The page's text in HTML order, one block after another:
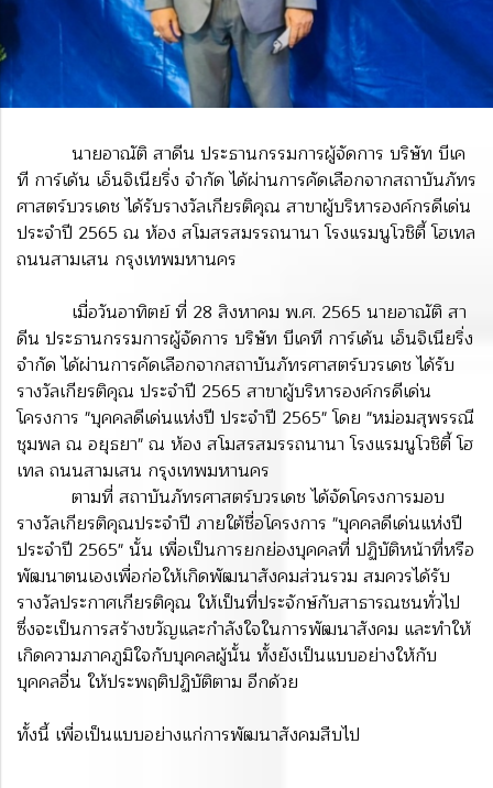
นายอาณัติ สาดีน ประธานกรรมการผู้จัดการ บริษัท บีเค
ที การ์เด้น เอ็นจิเนียริ่ง จำกัด ได้ผ่านการคัดเลือกจากสถาบันภัทร
ศาสตร์บวรเดช ได้รับรางวัลเกียรติคุณ สาขาผู้บริหารองค์กรดีเด่น
ประจำปี 2565 ณ ห้อง สโมสรสมรรถนานา โรงแรมนูโวชิตี้ โฮเทล
ถนนสามเสน กรุงเทพมหานคร
เมื่อวันอาทิตย์ ที่ 28 สิงหาคม พ.ศ. 2565 นายอาณัติ สา
ดีน ประธานกรรมการผู้จัดการ บริษัท บีเคที การ์เด้น เอ็นจิเนียริ่ง
จำกัด ได้ผ่านการคัดเลือกจากสถาบันภัทรศาสตร์บวรเดช ได้รับ
รางวัลเกียรติคุณ ประจำปี 2565 สาขาผู้บริหารองค์กรดีเด่น
โครงการ "บุคคลดีเด่นแห่งปี ประจำปี 2565" โดย "หม่อมสุพรรณี
ชุมพล ณ อยุธยา" ณ ห้อง สโมสรสมรรถนานา โรงแรมนูโวชิตี้ โฮ
เทล ถนนสามเสน กรุงเทพมหานคร
ตามที่ สถาบันภัทรศาสตร์บวรเดช ได้จัดโครงการมอบ
รางวัลเกียรติคุณประจำปี ภายใต้ชื่อโครงการ "บุคคลดีเด่นแห่งปี
ประจำปี 2565" นั้น เพื่อเป็นการยกย่องบุคคลที่ ปฏิบัติหน้าที่หรือ
พัฒนาตนเองเพื่อก่อให้เกิดพัฒนาสังคมส่วนรวม สมควรได้รับ
รางวัลประกาศเกียรติคุณ ให้เป็นที่ประจักษ์กับสาธารณชนทั่วไป
ซึ่งจะเป็นการสร้างขวัญและกำลังใจในการพัฒนาสังคม และทำให้
เกิดความภาคภูมิใจกับบุคคลผู้นั้น ทั้งยังเป็นแบบอย่างให้กับ
บุคคลอื่น ให้ประพฤติปฏิบัติตาม อีกด้วย
ทั้งนี้ เพื่อเป็นแบบอย่างแก่การพัฒนาสังคมสืบไป